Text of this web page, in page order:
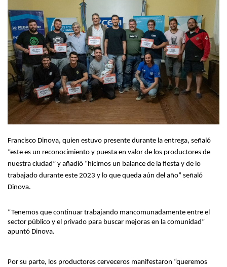
Francisco Dinova, quien estuvo presente durante la entrega, señaló
“este es un reconocimiento y puesta en valor de los productores de
nuestra ciudad” y añadió “hicimos un balance de la fiesta y de lo
trabajado durante este 2023 y lo que queda aún del año” señaló
Dinova.
“Tenemos que continuar trabajando mancomunadamente entre el
sector público y el privado para buscar mejoras en la comunidad”
apuntó Dinova.
Por su parte, los productores cerveceros manifestaron “queremos